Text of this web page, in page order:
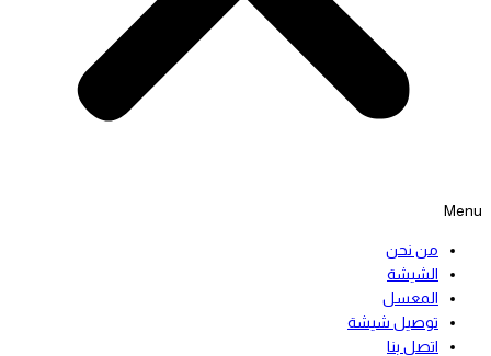
Menu
من نحن
الشيشة
المعسل
توصيل شيشة
اتصل بنا